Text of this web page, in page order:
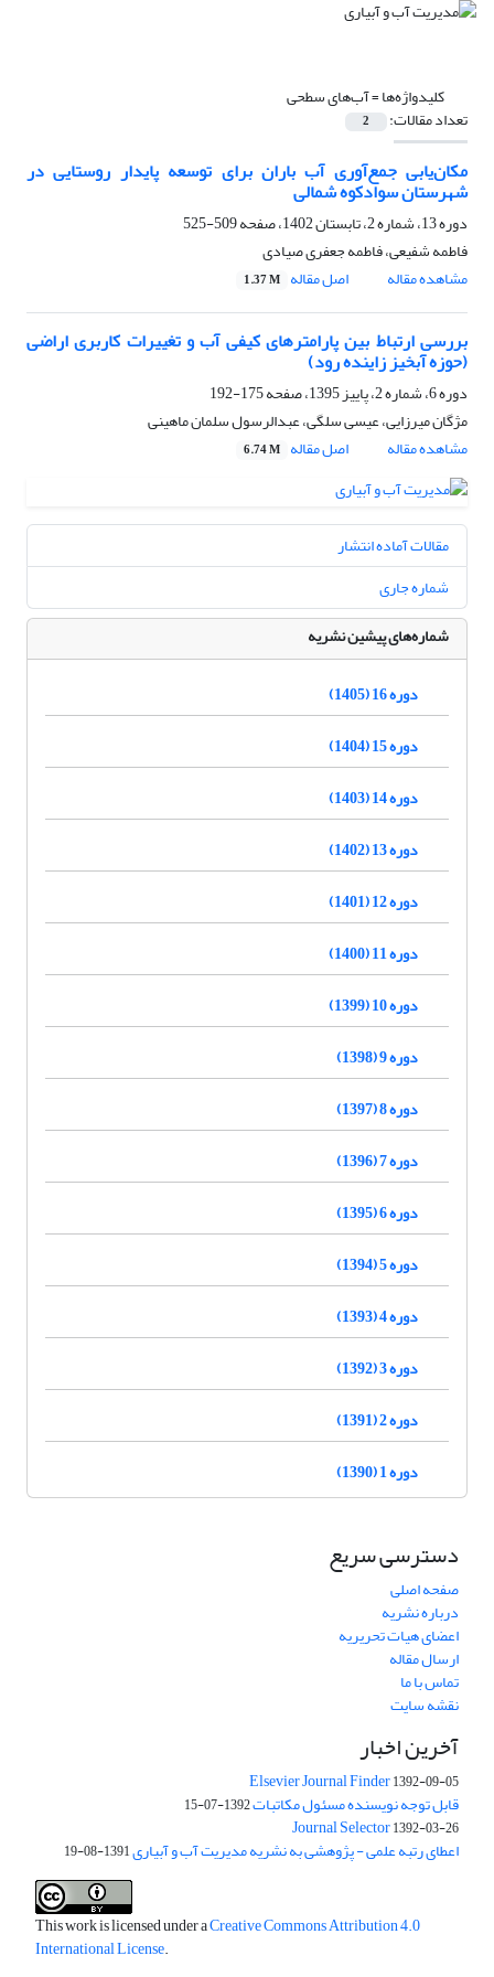
کلیدواژه‌ها =آب‌های سطحی
تعداد مقالات: 2
مکان‌یابی جمع‌آوری آب باران برای توسعه پایدار روستایی در
شهرستان سوادکوه شمالی
دوره 13، شماره 2، تابستان 1402، صفحه
509-525
فاطمه شفیعی، فاطمه جعفری صیادی
مشاهده مقاله
اصل مقاله 1.37 M
بررسی ارتباط بین پارامترهای کیفی آب و تغییرات کاربری اراضی
(حوزه آبخیز زاینده رود) ‏
دوره 6، شماره 2، پاییز 1395، صفحه
175-192
مژگان میرزایی، عیسی سلگی، عبدالرسول سلمان ماهینی
مشاهده مقاله
اصل مقاله 6.74 M
مقالات آماده انتشار
شماره جاری
شماره‌های پیشین نشریه
دوره 16 (1405)
دوره 15 (1404)
دوره 14 (1403)
دوره 13 (1402)
دوره 12 (1401)
دوره 11 (1400)
دوره 10 (1399)
دوره 9 (1398)
دوره 8 (1397)
دوره 7 (1396)
دوره 6 (1395)
دوره 5 (1394)
دوره 4 (1393)
دوره 3 (1392)
دوره 2 (1391)
دوره 1 (1390)
دسترسی سریع
صفحه اصلی
درباره نشریه
اعضای هیات تحریریه
ارسال مقاله
تماس با ما
نقشه سایت
آخرین اخبار
Elsevier Journal Finder1392-09-05
قابل توجه نویسنده مسئول مکاتبات1392-07-15
Journal Selector1392-03-26
اعطای رتبه علمی - پژوهشی به نشریه مدیریت آب و آبیاری1391-08-19
This work is licensed under aCreative Commons Attribution 4.0
International License.